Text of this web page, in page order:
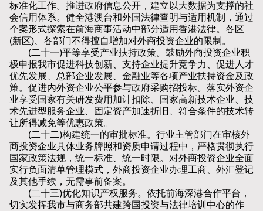
标准化工作。推进政府信息公开，建立以大数据为支撑的社
会信用体系。健全港澳台和外国法律查明与适用机制，通过
个案形式探索在前海商事活动中部分适用香港法律。各区
(新区)、各部门不得擅自增加对外商投资企业的限制。
(二十一)平等享受产业扶持政策。鼓励外商投资企业积
极申报我市促进科技创新、支持企业提升竞争力、促进人才
优先发展、总部企业发展、金融业等各项产业扶持资金及政
策。促进内外资企业公平参与政府采购招投标。落实外资企
业享受国家有关研发费用加计扣除、国家高新技术企业、技
术先进型服务企业、固定资产加速折旧、符合条件的技术转
让所得减免等优惠政策。
(二十二)构建统一的审批标准。行业主管部门在审核外
商投资企业具体业务牌照和资质申请过程中，严格贯彻执行
国家政策法规，统一标准、统一时限。对外商投资企业全面
实行负面清单管理模式，外商投资企业办理工商、外汇登记
及其他手续，无需事前备案。
(二十三)优化知识产权服务。依托前海深港合作平台，
切实发挥我市与商务部共建跨国投资与法律培训中心的作